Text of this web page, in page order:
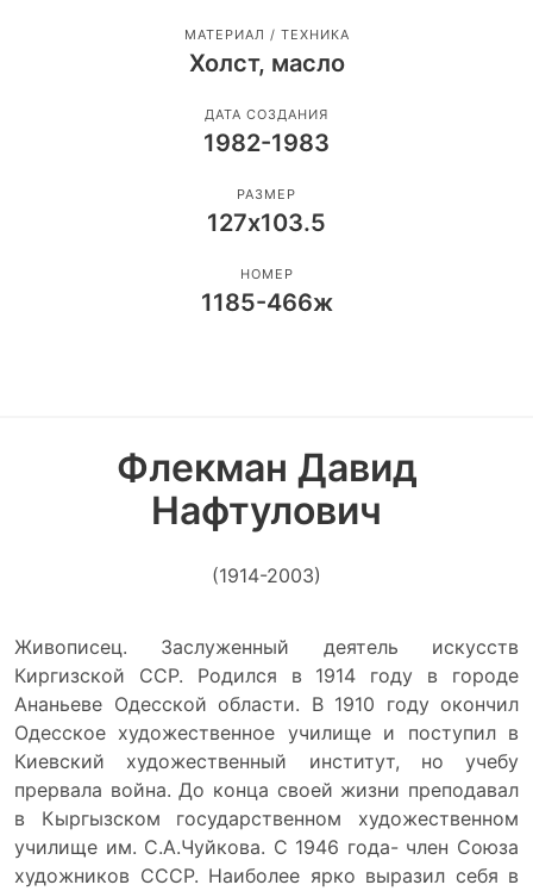
МАТЕРИАЛ / ТЕХНИКА
Холст, масло
ДАТА СОЗДАНИЯ
1982-1983
РАЗМЕР
127х103.5
НОМЕР
1185-466ж
Флекман Давид
Нафтулович
(1914-2003)
Живописец. Заслуженный деятель искусств
Киргизской ССР. Родился в 1914 году в городе
Ананьеве Одесской области. В 1910 году окончил
Одесское художественное училище и поступил в
Киевский художественный институт, но учебу
прервала война. До конца своей жизни преподавал
в Кыргызском государственном художественном
училище им. С.А.Чуйкова. С 1946 года- член Союза
художников СССР. Наиболее ярко выразил себя в